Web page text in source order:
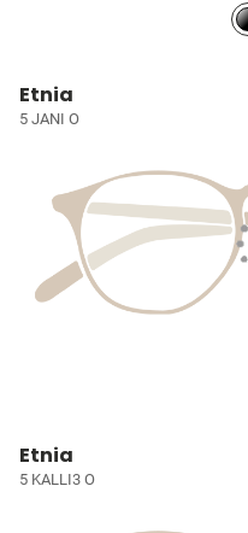
Etnia
5 JANI O
Etnia
5 KALLI3 O